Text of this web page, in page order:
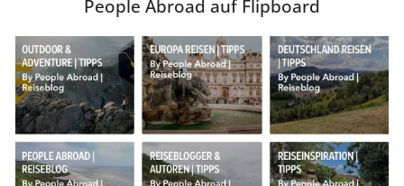
People Abroad auf Flipboard